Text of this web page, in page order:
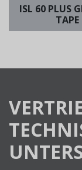
ISL 60 PLUS
TAPE